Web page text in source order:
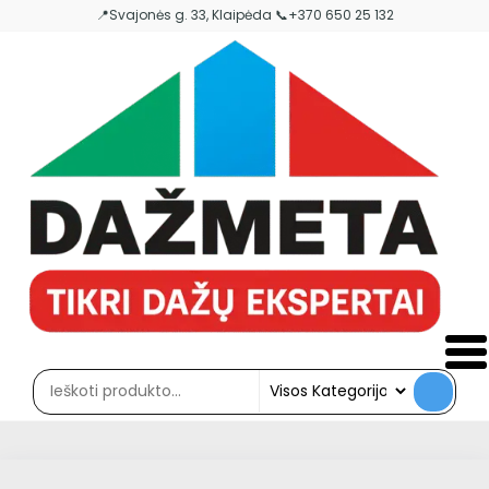
📍Svajonės g. 33, Klaipėda 📞+370 650 25 132